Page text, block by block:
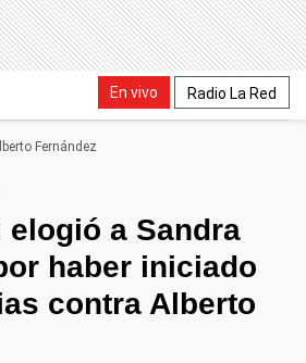
En vivo Radio La Red
Fernández
a Sandra
haber iniciado
contra Alberto